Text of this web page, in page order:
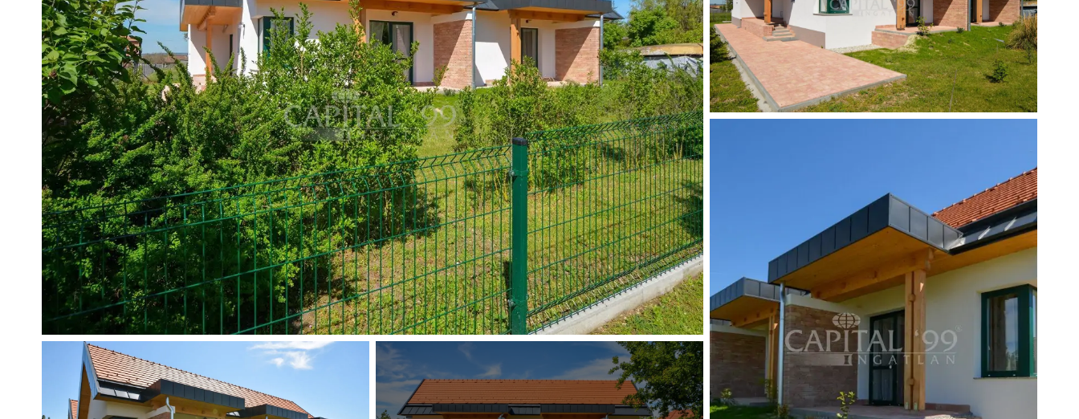
1-te appartement: keuken + zitkamer + slaapkamer 23,94 m2, badkamer + toilet 3,78 m2, terras
8,52 m2.
2-de appartmement: appartement: keuken + zitkamer + slaapkamer 23,94 m², badkamer + WC
3,78 m², terras 8,52 m², hal 18,56 m2, wasruimte 3,01 m2, gang 8,86 m2.
3-de appartement: zitkamer + keuken + slaapkamer 19,43 m2, badkamer + toilet 3,24 m2, terras
7,22 m2.
4-de appartement: zitkamer + keuken + slaapkamer 19,43 m2, badkamer + toilet 3,24 m2, terras
7,22 m2.
5-de appartement: zitkamer + keuken + slaapkamer 19,43 m2, badkamer + toilet 3,24 m2, terras
7,22 m2.
Constructie:
De woning is aangesloten op het elektriciteits-, gas-, water- en afvoersysteem. Internet, kabel-
tv en schotelantenne zijn aangesloten.
Verwarmingssysteem: centrale verwarming op gas.
Kunststof ramen met geïsoleerde ruiten.
Vloercoatings: keramische tegels, laminaat.
Ref. nummer: 3807